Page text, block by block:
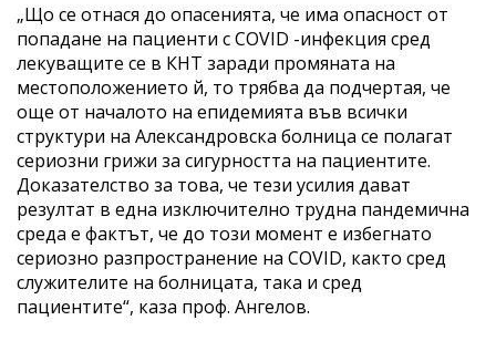
„Що се отнася до опасенията, че има опасност от
попадане на пациенти с COVID -инфекция сред
лекуващите се в КНТ заради промяната на
местоположението й, то трябва да подчертая, че
още от началото на епидемията във всички
структури на Александровска болница се полагат
сериозни грижи за сигурността на пациентите.
Доказателство за това, че тези усилия дават
резултат в една изключително трудна пандемична
среда е фактът, че до този момент е избегнато
сериозно разпространение на COVID, както сред
служителите на болницата, така и сред
пациентите“, каза проф. Ангелов.